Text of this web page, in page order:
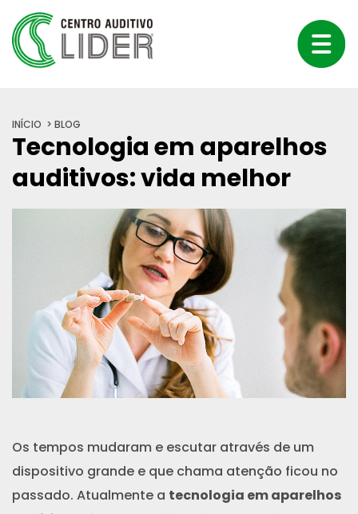
INÍCIO BLOG
Tecnologia em aparelhos
auditivos: vida melhor
Os tempos mudaram e escutar através de um
dispositivo grande e que chama atenção ficou no
passado. Atualmente a tecnologia em aparelhos